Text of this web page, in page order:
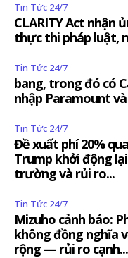
Tin Tức 24/7
CLARITY Act
thực thi pháp luật,
Tin Tức 24/7
bang, trong đó có
nhập Paramount
Tin Tức 24/7
Đề xuất phí 20%
Trump khởi động
trường và rủi ro...
Tin Tức 24/7
Mizuho cảnh báo:
không đồng nghĩa
rộng — rủi ro cạnh...